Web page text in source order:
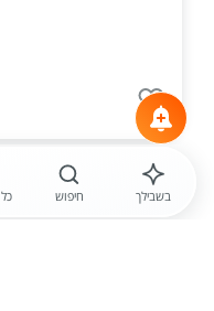
בשבילך חיפוש